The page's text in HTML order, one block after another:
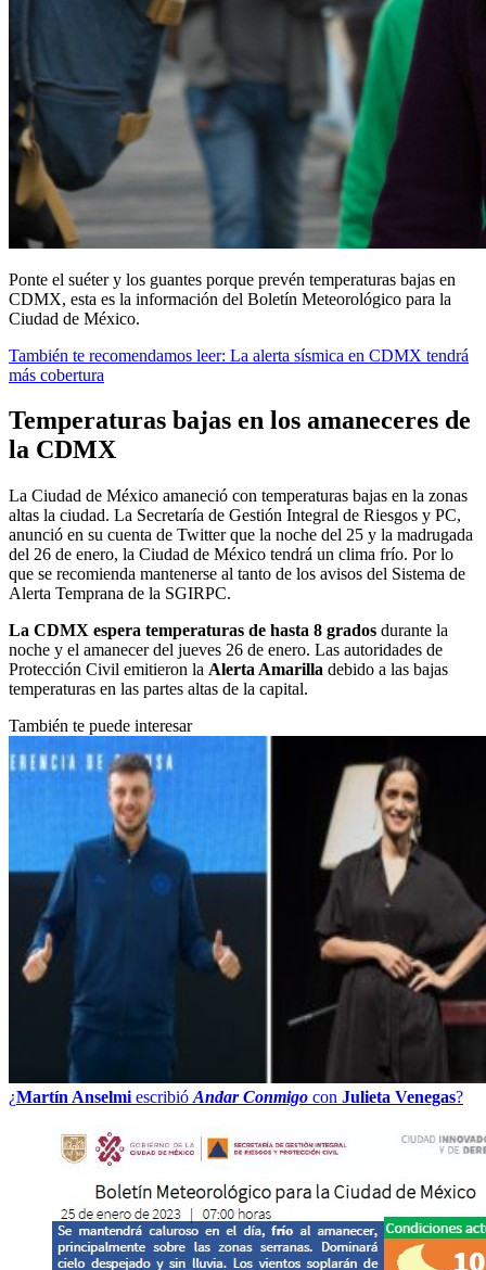
Ponte el suéter y los guantes porque prevén temperaturas bajas en
CDMX, esta es la información del Boletín Meteorológico para la
Ciudad de México.
También te recomendamos leer: La alerta sísmica en CDMX tendrá
más cobertura
Temperaturas bajas en los amaneceres de
la CDMX
La Ciudad de México amaneció con temperaturas bajas en la zonas
altas la ciudad. La Secretaría de Gestión Integral de Riesgos y PC,
anunció en su cuenta de Twitter que la noche del 25 y la madrugada
del 26 de enero, la Ciudad de México tendrá un clima frío. Por lo
que se recomienda mantenerse al tanto de los avisos del Sistema de
Alerta Temprana de la SGIRPC.
La CDMX espera temperaturas de hasta 8 grados durante la
noche y el amanecer del jueves 26 de enero. Las autoridades de
Protección Civil emitieron la Alerta Amarilla debido a las bajas
temperaturas en las partes altas de la capital.
También te puede interesar
¿Martín Anselmi escribió Andar Conmigo con Julieta Venegas?